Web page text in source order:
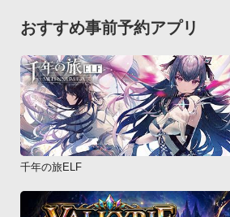
おすすめ事前予約アプリ
千年の旅ELF